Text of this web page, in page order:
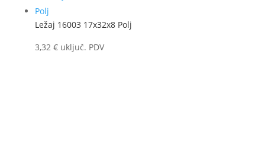
Ležaj 16003 17x32x8 Polj
3,32 € uključ. PDV